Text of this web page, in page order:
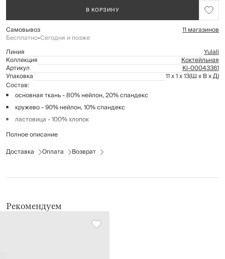
В КОРЗИНУ
Самовывоз 11 магазинов
Бесплатно•Сегодня и позже
Линия
Yulali
Коллекция Коктейльная
Артикул Kl-00043361
Упаковка 11 x 1 x 13(Ш x В x Д)
Состав:
основная ткань - 80% нейлон, 20% спандекс
кружево - 90% нейлон, 10% спандекс
ластовица - 100% хлопок
особо деликатная стирка при температуре до 30°С, отжим
не применять барабанную сушку
Полное описание
Доставка
Оплата Возврат
Рекомендуем